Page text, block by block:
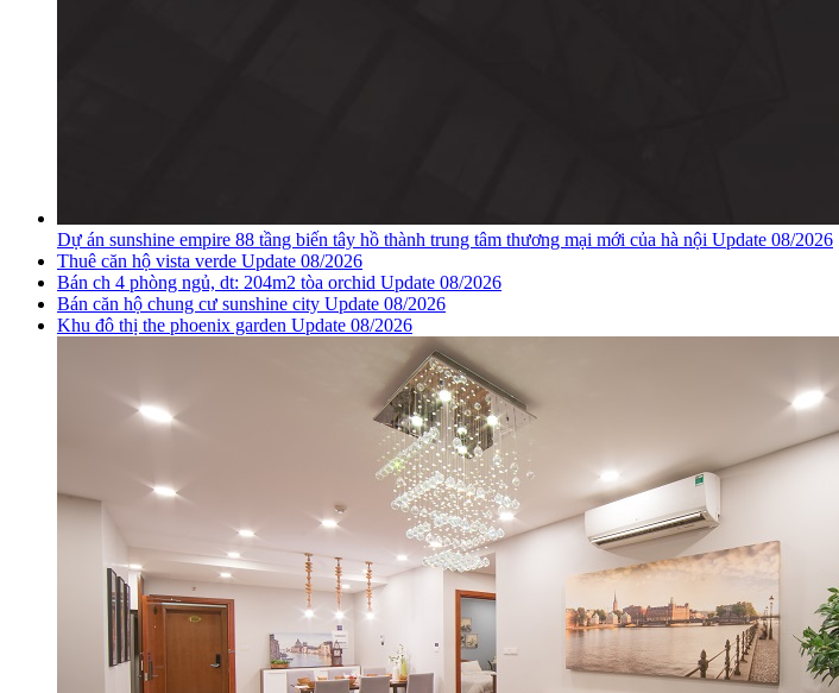
Dự án sunshine empire 88 tầng biến tây hồ thành trung tâm thương mại mới của hà nội Update 08/2026
Thuê căn hộ vista verde Update 08/2026
Bán ch 4 phòng ngủ, dt: 204m2 tòa orchid Update 08/2026
Bán căn hộ chung cư sunshine city Update 08/2026
Khu đô thị the phoenix garden Update 08/2026